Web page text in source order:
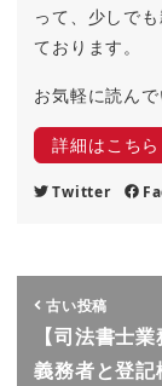
って、少しで
ております。
お気軽に読ん
詳細はこちら
Twitter
古い投稿
【司法書士
義務者と登